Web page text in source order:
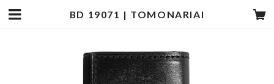
BD 19071 | TOMONARIAI